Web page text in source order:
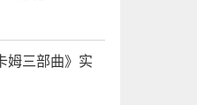
姆三部曲》实